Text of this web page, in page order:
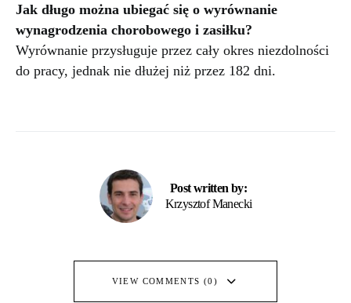
Jak długo można ubiegać się o wyrównanie
wynagrodzenia chorobowego i zasiłku?
Wyrównanie przysługuje przez cały okres niezdolności
do pracy, jednak nie dłużej niż przez 182 dni.
Post written by:
Krzysztof Manecki
VIEW COMMENTS (0)